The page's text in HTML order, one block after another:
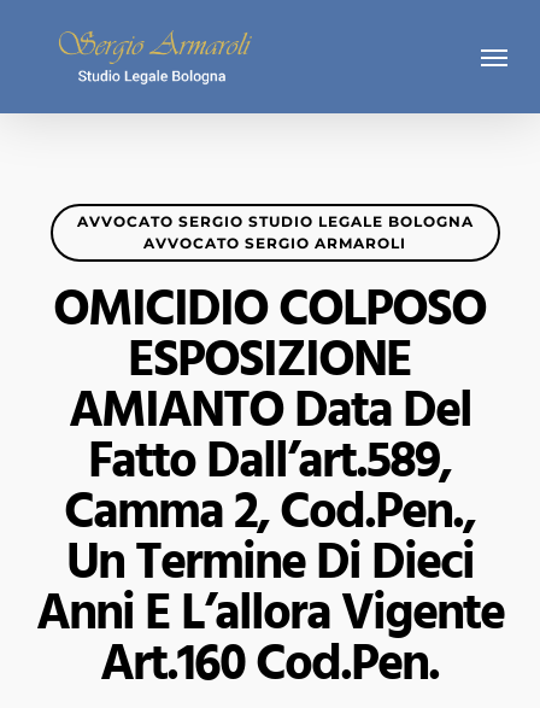
Menu
AVVOCATO SERGIO STUDIO LEGALE BOLOGNA
AVVOCATO SERGIO ARMAROLI
OMICIDIO COLPOSO
ESPOSIZIONE
AMIANTO Data Del
Fatto Dall’art.589,
Camma 2, Cod.pen.,
Un Termine Di Dieci
Anni E L’allora Vigente
Art.160 Cod.pen.